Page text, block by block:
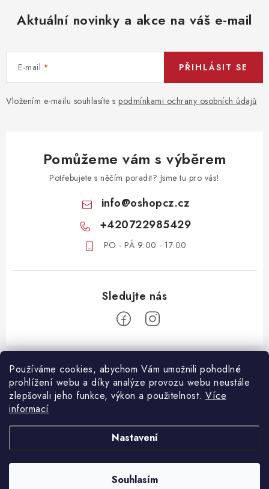
Používáme cookies, abychom Vám umožnili pohodlné
prohlížení webu a díky analýze provozu webu neustále
zlepšovali jeho funkce, výkon a použitelnost. Více
informací
Nastavení
Souhlasím
Aktuální novinky a akce na váš e-mail
E-mail
Vložením e-mailu souhlasíte s podmínkami ochrany osobních údajů
PŘIHLÁSIT SE
Pomůžeme vám s výběrem
Potřebujete s něčím poradit? Jsme tu pro vás!
info@oshopcz.cz
+420722985429
PO - PÁ 9:00 - 17:00
Z
ZÁKAZNICKÝ SERVIS
DOPRAVA A PLATBA
VRÁCENÍ ZBOŽÍ
REKLAMACE ZBOŽÍ
DŮLEŽITÉ DOKUMENTY
Oshopcz.cz . Všechna práva vyhrazena.